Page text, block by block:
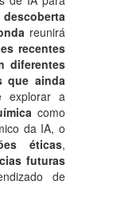
descoberta
reunirá
recentes
diferentes
que ainda
explorar a
como
da IA, o
éticas,
futuras
de